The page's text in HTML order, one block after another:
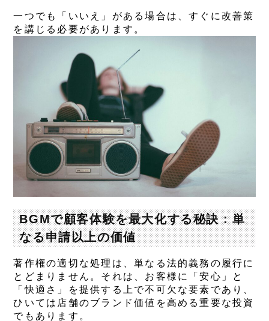
一つでも「いいえ」がある場合は、すぐに改善策
を講じる必要があります。
BGMで顧客体験を最大化する秘訣：単
なる申請以上の価値
著作権の適切な処理は、単なる法的義務の履行に
とどまりません。それは、お客様に「安心」と
「快適さ」を提供する上で不可欠な要素であり、
ひいては店舗のブランド価値を高める重要な投資
でもあります。